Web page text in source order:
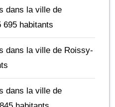
dans la ville de
695 habitants
dans la ville de Roissy-
dans la ville de